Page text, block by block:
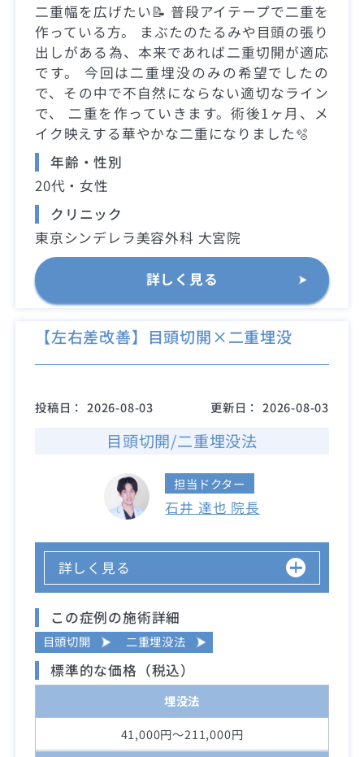
二重幅を広げたい📝 普段アイテープで二重を
作っている方。 まぶたのたるみや目頭の張り
出しがある為、本来であれば二重切開が適応
です。 今回は二重埋没のみの希望でしたの
で、その中で不自然にならない適切なライン
で、 二重を作っていきます。術後1ヶ月、メ
イク映えする華やかな二重になりました🫧
年齢・性別
20代・女性
クリニック
東京シンデレラ美容外科 大宮院
詳しく見る
【左右差改善】目頭切開×二重埋没
投稿日： 2026-08-03 更新日： 2026-08-03
目頭切開/二重埋没法
担当ドクター
石井 達也 院長
詳しく見る
この症例の施術詳細
目頭切開 二重埋没法
標準的な価格（税込）
埋没法
41,000円～211,000円